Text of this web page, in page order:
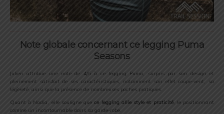
Note globale concernant ce legging Puma
Seasons
Julien attribue une note de 4/5 à ce legging Puma, surpris par son design et
pleinement satisfait de ses caractéristiques, notamment son effet coupe-vent, sa
légèreté, ainsi que la présence de nombreuses poches pratiques.
Quant à Nadia, elle souligne quece legging allie style et praticité, le positionnant
comme un incontournable dans sa garde-robe.